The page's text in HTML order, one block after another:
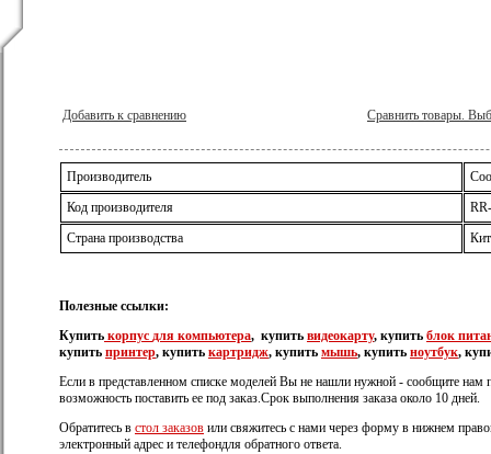
Добавить к сравнению Сравнить товары.
Производитель
Код производителя
Страна производства
Полезные ссылки:
Купить корпус для компьютера, купить видеокарту, купить блок
купить принтер, купить картридж, купить мышь, купить ноутбук,
Если в представленном списке моделей Вы не нашли нужной - сообщите
возможность поставить ее под заказ.Срок выполнения заказа около 10 дней.
Обратитесь в стол заказов или свяжитесь с нами через форму в нижнем
электронный адрес и телефондля обратного ответа.